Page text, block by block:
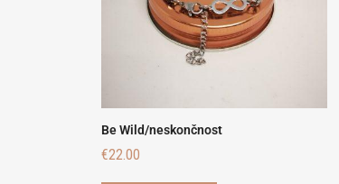
Be Wild/neskončnost
€22.00